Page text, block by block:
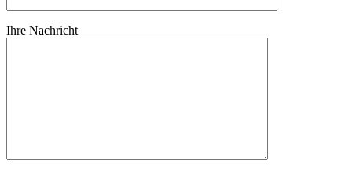
Ihre Nachricht